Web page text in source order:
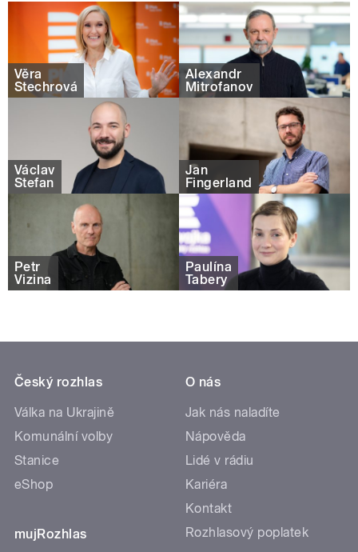
Věra
Štechrová
Alexandr
Mitrofanov
Václav
Štefan
Jan
Fingerland
Petr
Vizina
Paulína
Tabery
Český rozhlas
Válka na Ukrajině
Komunální volby
Stanice
eShop
mujRozhlas
O nás
Jak nás naladíte
Nápověda
Lidé v rádiu
Kariéra
Kontakt
Rozhlasový poplatek